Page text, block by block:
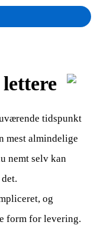
tidspunkt
mest almindelige
nemt selv kan
og
form for levering.